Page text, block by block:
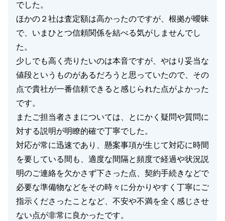
でした。
ほかの２社は査定額は高かったのですが、根拠が曖昧
で、いまひとつ信頼関係を結べる気がしませんでし
た。
少しでも高く売りたいのは本音ですが、やはり妥当な
値段というものがあるだろうと思っていたので、その
点で貴社が一番信頼できると感じられた点がよかった
です。
またご担当者さまについては、とにかく疑問や質問に
対する説明が明瞭的確で丁寧でした。
対応が常に迅速であり、懸案事項が生じて対応に時間
を要している間も、適度な間隔と頻度で経過や状況説
明のご連絡を欠かさず下さった点、契約手続きなどで
必要な準備物などをその時々に分かりやすく丁寧にご
指示くださったことなど、不安や不満を全く感じさせ
ない点が非常に良かったです。